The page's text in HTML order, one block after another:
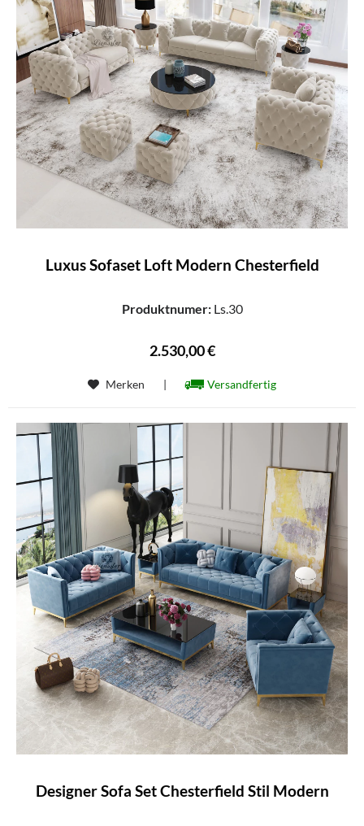
Luxus Sofaset Loft Modern Chesterfield
Produktnumer:Ls.30
2.530,00 €
Merken | Versandfertig
Designer Sofa Set Chesterfield Stil Modern